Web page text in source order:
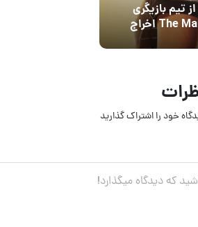
از تیم بازیگری
The Mandalorian اخراج
خود را اشتراک گذارید